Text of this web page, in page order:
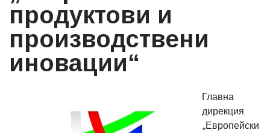
продуктови и
производствени
иновации“
Главна
дирекция
„Европейски